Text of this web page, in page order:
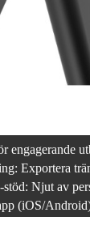
engagerande
Exportera
Njut av
(iOS/